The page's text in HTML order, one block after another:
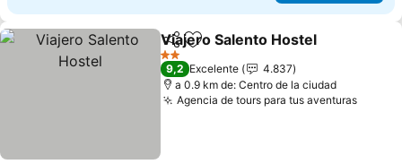
CompartirAgregar a favoritos
Viajero Salento Hostel
2 Estrellas
9,2 Excelente
4.837
a 0.9 km de: Centro de la ciudad
Agencia de tours para tus aventurasVer